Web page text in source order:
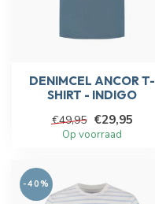
DENIMCEL ANCOR T-
SHIRT - INDIGO
€49,95 €29,95
Op voorraad
-40%